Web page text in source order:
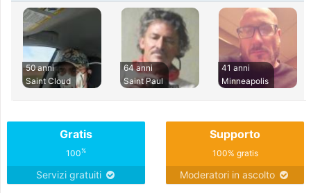
50 anni
Saint Cloud
64 anni
Saint Paul
41 anni
Minneapolis
Gratis
100%
Servizi gratuiti
Supporto
100% gratis
Moderatori in ascolto